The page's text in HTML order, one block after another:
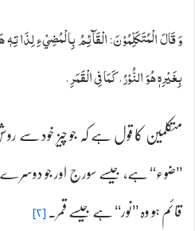
وَ قَالَ الْمُتَكَلِّمُوْنَ: الْقَآئِمُ بِالْمُضِيْ‏ءِ
بِغَيْرِهٖ هُوَ النُّوْرُ، كَمَا فِی الْقَمَرِ.
متکلمین کا قول ہے کہ جو چیز خود سے
’’ضوء‘‘ ہے، جیسے سورج اور جو
قائم ہو وہ ’’نور‘‘ ہے جیسے قمر۔[۲]